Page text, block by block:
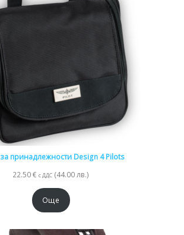
принадлежности Design 4 Pilots
22.50€ с ДДС (44.00 лв.)
Още